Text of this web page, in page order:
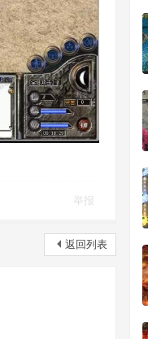
举报
返回列表